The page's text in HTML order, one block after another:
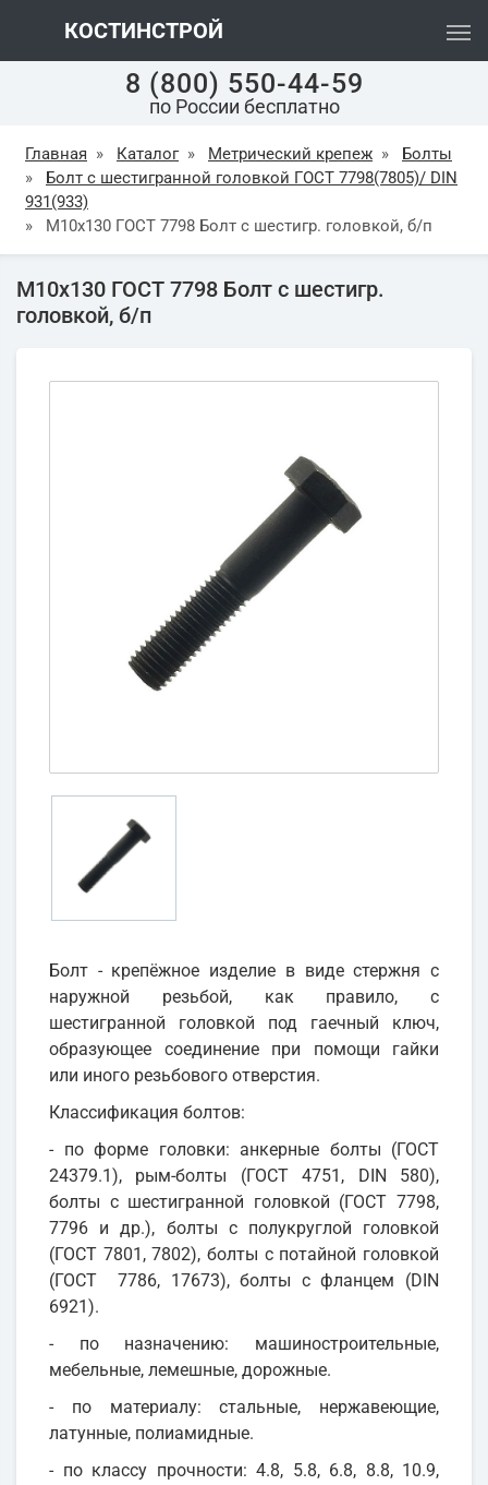
КОСТИНСТРОЙ
8 (800) 550-44-59
по России бесплатно
Главная » Каталог » Метрический крепеж »
Болты
»
Болт с шестигранной головкой ГОСТ 7798(7805)/ DIN
931(933)
»
М10х130 ГОСТ 7798 Болт с шестигр. головкой, б/п
М10х130 ГОСТ 7798 Болт с шестигр.
головкой, б/п
Болт - крепёжное изделие в виде стержня с
наружной резьбой, как правило, с
шестигранной головкой под гаечный ключ,
образующее соединение при помощи гайки
или иного резьбового отверстия.
Классификация болтов:
- по форме головки: анкерные болты (ГОСТ
24379.1), рым-болты (ГОСТ 4751, DIN 580),
болты с шестигранной головкой (ГОСТ 7798,
7796 и др.), болты с полукруглой головкой
(ГОСТ 7801, 7802), болты с потайной головкой
(ГОСТ 7786, 17673), болты с фланцем (DIN
6921).
- по назначению: машиностроительные,
мебельные, лемешные, дорожные.
- по материалу: стальные, нержавеющие,
латунные, полиамидные.
- по классу прочности: 4.8, 5.8, 6.8, 8.8, 10.9,